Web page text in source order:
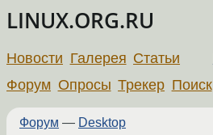
LINUX.ORG.RU
Новости Галерея Статьи
Форум Опросы Трекер Поиск
Форум — Desktop